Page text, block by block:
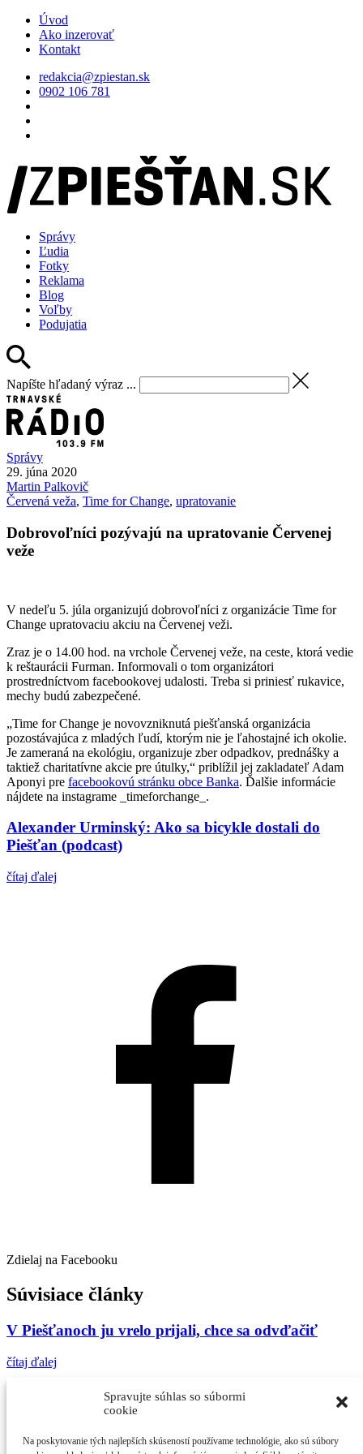
Spravujte súhlas so súbormi
cookie
Na poskytovanie tých najlepších skúseností používame technológie, ako sú súbory
Úvod
Ako inzerovať
Kontakt
redakcia@zpiestan.sk
0902 106 781
Správy
Ľudia
Fotky
Reklama
Blog
Voľby
Podujatia
Napíšte hľadaný výraz ...
Správy
29. júna 2020
Martin Palkovič
Červená veža, Time for Change, upratovanie
Dobrovoľníci pozývajú na upratovanie Červenej
veže
V nedeľu 5. júla organizujú dobrovoľníci z organizácie Time for
Change upratovaciu akciu na Červenej veži.
Zraz je o 14.00 hod. na vrchole Červenej veže, na ceste, ktorá vedie
k reštaurácii Furman. Informovali o tom organizátori
prostredníctvom facebookovej udalosti. Treba si priniesť rukavice,
mechy budú zabezpečené.
„Time for Change je novovzniknutá piešťanská organizácia
pozostávajúca z mladých ľudí, ktorým nie je ľahostajné ich okolie.
Je zameraná na ekológiu, organizuje zber odpadkov, prednášky a
taktiež charitatívne akcie pre útulky,“ priblížil jej zakladateľ Adam
Aponyi pre facebookovú stránku obce Banka. Ďalšie informácie
nájdete na instagrame _timeforchange_.
Alexander Urminský: Ako sa bicykle dostali do
Piešťan (podcast)
čítaj ďalej
Zdielaj na Facebooku
Súvisiace články
V Piešťanoch ju vrelo prijali, chce sa odvďačiť
čítaj ďalej
Spravme pre Zem gesto, upracme si mesto